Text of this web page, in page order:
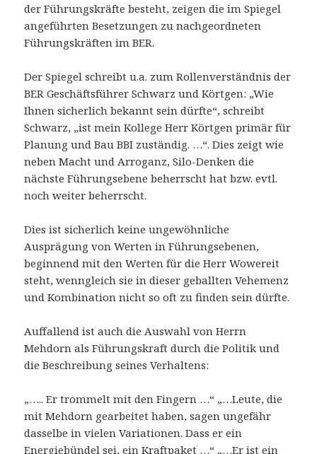
der Führungskräfte besteht, zeigen die im Spiegel
angeführten Besetzungen zu nachgeordneten
Führungskräften im BER.
Der Spiegel schreibt u.a. zum Rollenverständnis der
BER Geschäftsführer Schwarz und Körtgen: „Wie
Ihnen sicherlich bekannt sein dürfte“, schreibt
Schwarz, „ist mein Kollege Herr Körtgen primär für
Planung und Bau BBI zuständig. …“. Dies zeigt wie
neben Macht und Arroganz, Silo-Denken die
nächste Führungsebene beherrscht hat bzw. evtl.
noch weiter beherrscht.
Dies ist sicherlich keine ungewöhnliche
Ausprägung von Werten in Führungsebenen,
beginnend mit den Werten für die Herr Wowereit
steht, wenngleich sie in dieser geballten Vehemenz
und Kombination nicht so oft zu finden sein dürfte.
Auffallend ist auch die Auswahl von Herrn
Mehdorn als Führungskraft durch die Politik und
die Beschreibung seines Verhaltens:
„….. Er trommelt mit den Fingern …“ „…Leute, die
mit Mehdorn gearbeitet haben, sagen ungefähr
dasselbe in vielen Variationen. Dass er ein
Energiebündel sei, ein Kraftpaket …“ „…Er ist ein